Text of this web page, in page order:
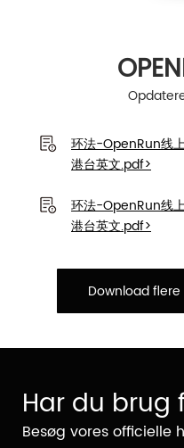
环法-OpenRun线
港台英文.pdf>
环法-OpenRun线
港台英文.pdf>
Download
Har du
Besøg vores officielle